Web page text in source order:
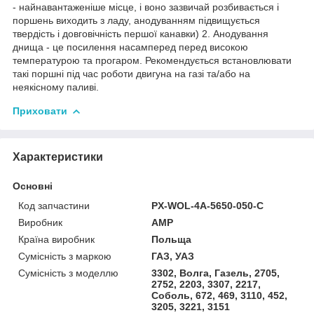
- найнавантаженіше місце, і воно зазвичай розбивається і
поршень виходить з ладу, анодуванням підвищується
твердість і довговічність першої канавки) 2. Анодування
днища - це посилення насамперед перед високою
температурою та прогаром. Рекомендується встановлювати
такі поршні під час роботи двигуна на газі та/або на
неякісному паливі.
Приховати
Характеристики
Основні
Код запчастини
PX-WOL-4A-5650-050-C
Виробник
AMP
Країна виробник
Польща
Сумісність з маркою
ГАЗ, УАЗ
Сумісність з моделлю
3302, Волга, Газель, 2705,
2752, 2203, 3307, 2217,
Соболь, 672, 469, 3110, 452,
3205, 3221, 3151